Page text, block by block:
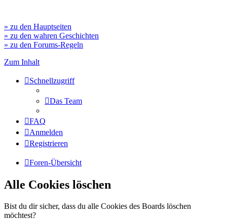
» zu den Hauptseiten
» zu den wahren Geschichten
» zu den Forums-Regeln
Zum Inhalt
Schnellzugriff
Das Team
FAQ
Anmelden
Registrieren
Foren-Übersicht
Alle Cookies löschen
Bist du dir sicher, dass du alle Cookies des Boards löschen
möchtest?